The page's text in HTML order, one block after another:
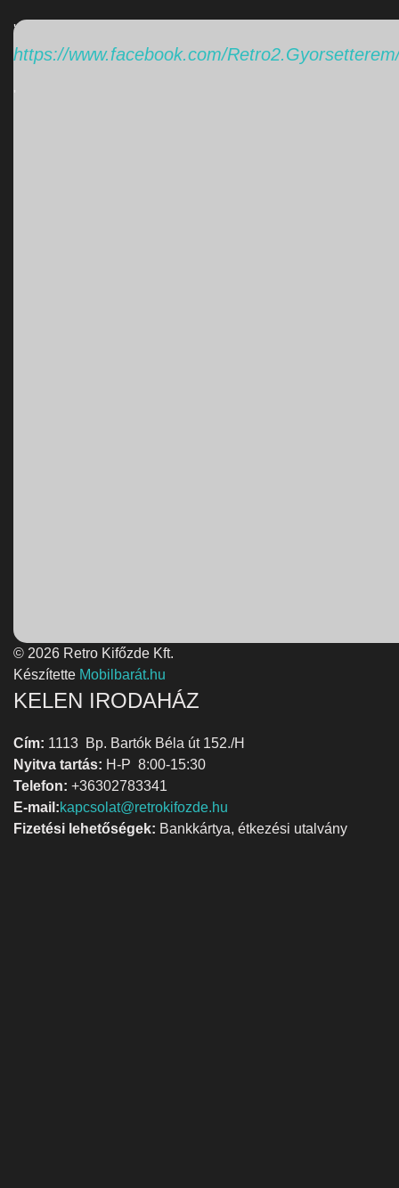
'
https://www.facebook.com/
'
© 2026 Retro Kifőzde Kft.
Készítette Mobilbarát.hu
KELEN IRODAHÁZ
Cím: 1113 Bp. Bartók Béla út 152./H
Nyitva tartás: H-P 8:00-15:30
Telefon: +36302783341
E-mail:kapcsolat@retrokifozde.hu
Fizetési lehetőségek: Bankkártya, étkezési utalvány